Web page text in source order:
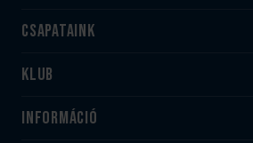
Csapataink
Felnőtt
Utánpótlás
Klub
#HandballFamily
Információ